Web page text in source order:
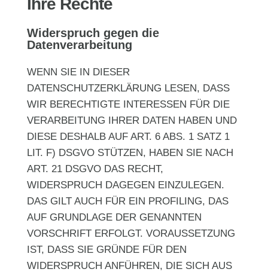
Ihre Rechte
Widerspruch gegen die
Datenverarbeitung
WENN SIE IN DIESER
DATENSCHUTZERKLÄRUNG LESEN, DASS
WIR BERECHTIGTE INTERESSEN FÜR DIE
VERARBEITUNG IHRER DATEN HABEN UND
DIESE DESHALB AUF ART. 6 ABS. 1 SATZ 1
LIT. F) DSGVO STÜTZEN, HABEN SIE NACH
ART. 21 DSGVO DAS RECHT,
WIDERSPRUCH DAGEGEN EINZULEGEN.
DAS GILT AUCH FÜR EIN PROFILING, DAS
AUF GRUNDLAGE DER GENANNTEN
VORSCHRIFT ERFOLGT. VORAUSSETZUNG
IST, DASS SIE GRÜNDE FÜR DEN
WIDERSPRUCH ANFÜHREN, DIE SICH AUS